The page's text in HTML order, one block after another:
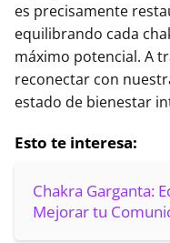
es precisamente
equilibrando cada
máximo potencial. A
reconectar con
estado de bienestar
Esto te interesa:
Chakra Garganta:
Mejorar tu